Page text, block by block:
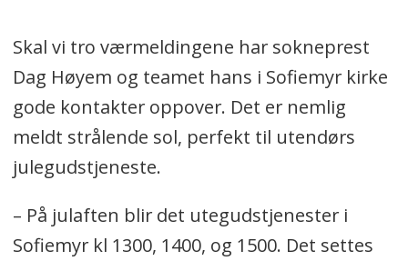
Skal vi tro værmeldingene har sokneprest
Dag Høyem og teamet hans i Sofiemyr kirke
gode kontakter oppover. Det er nemlig
meldt strålende sol, perfekt til utendørs
julegudstjeneste.
– På julaften blir det utegudstjenester i
Sofiemyr kl 1300, 1400, og 1500. Det settes